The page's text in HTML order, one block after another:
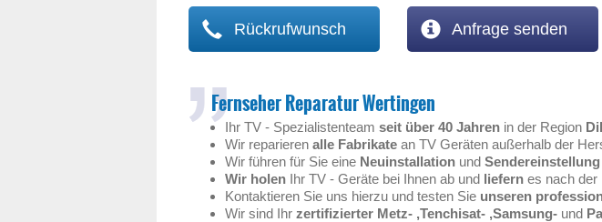
Rückrufwunsch Anfrage senden
Fernseher Reparatur Wertingen
Ihr TV - Spezialistenteam seit über 40 Jahren in der Region
Wir reparieren alle Fabrikate an TV Geräten außerhalb der
Wir führen für Sie eine Neuinstallation und Sendereinstellung
Wir holen Ihr TV - Geräte bei Ihnen ab und liefern es nach der
Kontaktieren Sie uns hierzu und testen Sie unseren
Wir sind Ihr zertifizierter Metz- ,Tenchisat- ,Samsung- und